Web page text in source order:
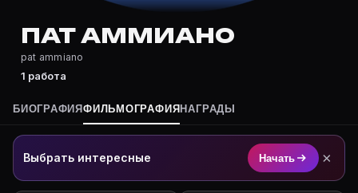
ПАТ АММИАНО
pat ammiano
1 работа
БИОГРАФИЯФИЛЬМОГРАФИЯ НАГРАДЫ
Выбрать интересные Начать ×